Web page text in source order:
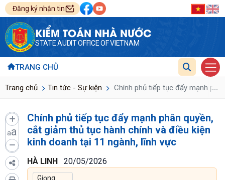
Đăng ký nhận tin
KIỂM TOÁN NHÀ NƯỚC
STATE AUDIT OFFICE OF VIETNAM
TRANG CHỦ
Trang chủ Tin tức - Sự kiện Chính phủ tiếp tục đẩy mạnh ...
aa
Chính phủ tiếp tục đẩy mạnh phân quyền,
cắt giảm thủ tục hành chính và điều kiện
kinh doanh tại 11 ngành, lĩnh vực
HÀ LINH 20/05/2026